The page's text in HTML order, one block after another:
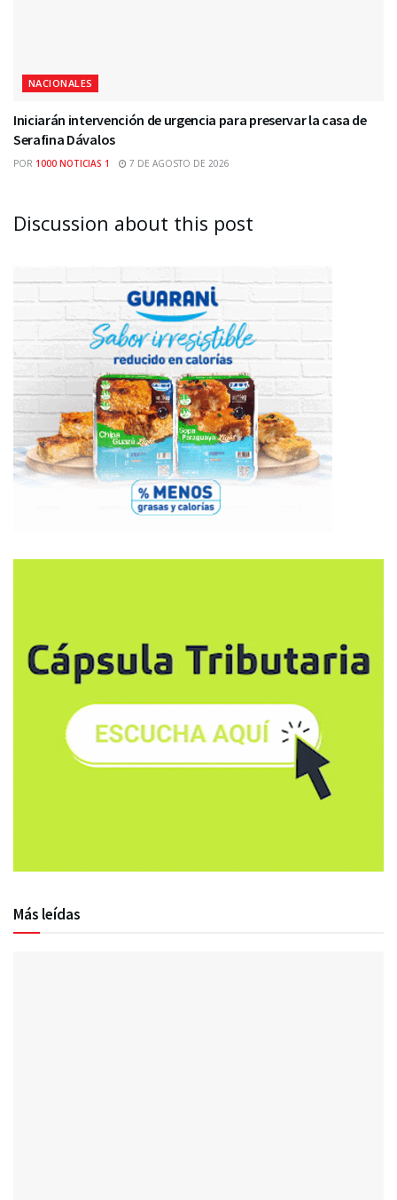
NACIONALES
Iniciarán intervención de urgencia para preservar la casa de
Serafina Dávalos
POR 1000 NOTICIAS 1 7 DE AGOSTO DE 2026
Discussion about this post
Más leídas